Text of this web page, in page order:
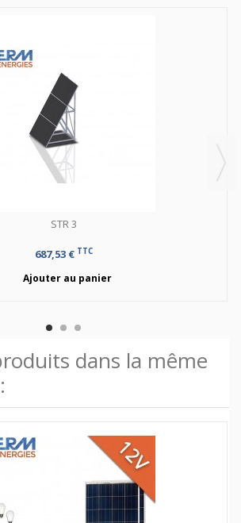
STR 3
687,53 € TTC
Ajouter au panier
dans la même